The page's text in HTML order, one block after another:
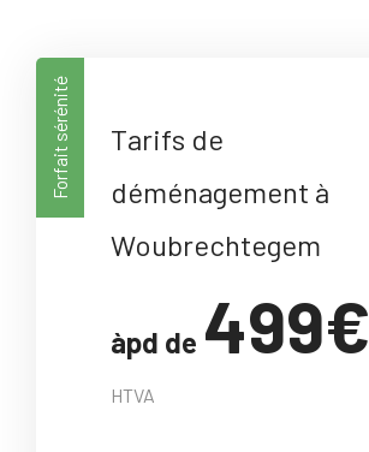
Forfait sérénité
Tarifs de
déménagement à
Woubrechtegem
àpd de 499€
HTVA